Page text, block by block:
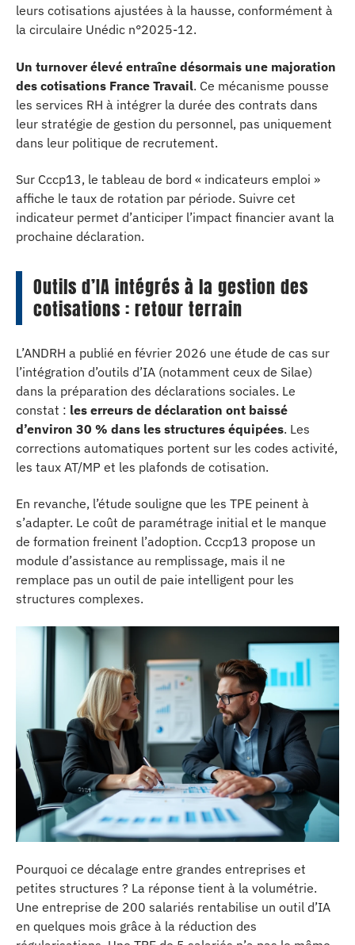
leurs cotisations ajustées à la hausse, conformément à
la circulaire Unédic n°2025-12.
Un turnover élevé entraîne désormais une majoration
des cotisations France Travail. Ce mécanisme pousse
les services RH à intégrer la durée des contrats dans
leur stratégie de gestion du personnel, pas uniquement
dans leur politique de recrutement.
Sur Cccp13, le tableau de bord « indicateurs emploi »
affiche le taux de rotation par période. Suivre cet
indicateur permet d’anticiper l’impact financier avant la
prochaine déclaration.
Outils d’IA intégrés à la gestion des
cotisations : retour terrain
L’ANDRH a publié en février 2026 une étude de cas sur
l’intégration d’outils d’IA (notamment ceux de Silae)
dans la préparation des déclarations sociales. Le
constat : les erreurs de déclaration ont baissé
d’environ 30 % dans les structures équipées. Les
corrections automatiques portent sur les codes activité,
les taux AT/MP et les plafonds de cotisation.
En revanche, l’étude souligne que les TPE peinent à
s’adapter. Le coût de paramétrage initial et le manque
de formation freinent l’adoption. Cccp13 propose un
module d’assistance au remplissage, mais il ne
remplace pas un outil de paie intelligent pour les
structures complexes.
Pourquoi ce décalage entre grandes entreprises et
petites structures ? La réponse tient à la volumétrie.
Une entreprise de 200 salariés rentabilise un outil d’IA
en quelques mois grâce à la réduction des